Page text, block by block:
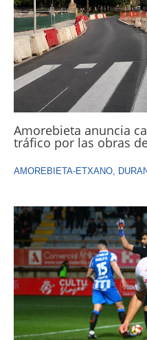
Amorebieta anuncia
tráfico por las obras
AMOREBIETA-ETXANO,